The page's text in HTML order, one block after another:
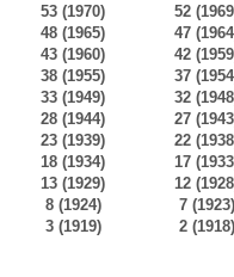
53 (1970) 52
48 (1965) 47
43 (1960) 42
38 (1955) 37
33 (1949) 32
28 (1944) 27
23 (1939) 22
18 (1934) 17
13 (1929) 12
8 (1924) 7 (1923)
3 (1919) 2 (1918)